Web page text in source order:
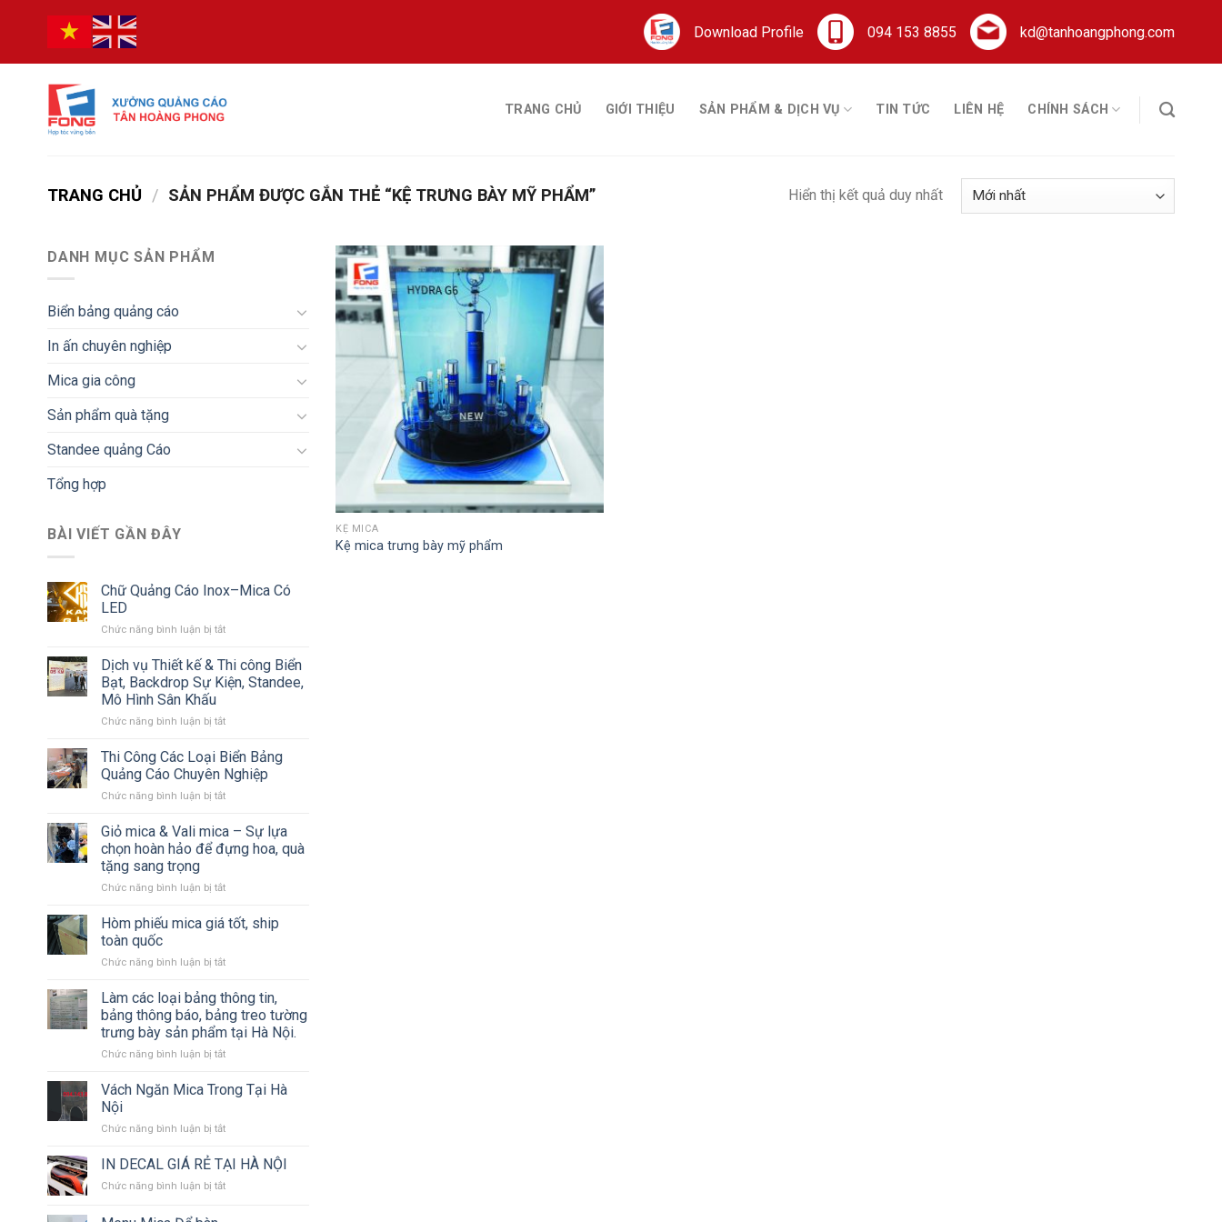
Download Profile 094 153 8855 kd@tanhoangphong.com
TRANG CHỦ GIỚI THIỆU SẢN PHẨM & DỊCH VỤ TIN TỨC LIÊN HỆ CHÍNH SÁCH
TRANG CHỦ / SẢN PHẨM ĐƯỢC GẮN THẺ “KỆ TRƯNG BÀY MỸ PHẨM” Hiển thị kết quả duy nhất
DANH MỤC SẢN PHẨM
Biển bảng quảng cáo
In ấn chuyên nghiệp
Mica gia công
Sản phẩm quà tặng
Standee quảng Cáo
Tổng hợp
BÀI VIẾT GẦN ĐÂY
Chữ Quảng Cáo Inox–Mica Có
LED
Chức năng bình luận bị tắtở
Quảng
Cáo
Inox–
Có
Dịch vụ Thiết kế & Thi công Biển
Bạt, Backdrop Sự Kiện, Standee,
Mô Hình Sân Khấu
Chức năng bình luận bị tắtở
vụ
Thiết
kế
&
công
Biển
Bạt,
Sự
Standee,
Sân
Thi Công Các Loại Biển Bảng
Quảng Cáo Chuyên Nghiệp
Chức năng bình luận bị tắtở
Công
Loại
Bảng
Cáo
Chuyên
Giỏ mica & Vali mica – Sự lựa
chọn hoàn hảo để đựng hoa, quà
tặng sang trọng
Chức năng bình luận bị tắtở
mica
mica
Sự
lựa
chọn
hoàn
hảo
đựng
tặng
trọng
Hòm phiếu mica giá tốt, ship
toàn quốc
Chức năng bình luận bị tắtở
phiếu
mica
giá
tốt,
ship
quốc
Làm các loại bảng thông tin,
bảng thông báo, bảng treo tường
trưng bày sản phẩm tại Hà Nội.
Chức năng bình luận bị tắtở
các
loại
thông
bảng
báo,
Vách Ngăn Mica Trong Tại Hà
Nội
Chức năng bình luận bị tắtở
Ngăn
Mica
Trong
IN DECAL GIÁ RẺ TẠI HÀ NỘI
Chức năng bình luận bị tắtở
KỆ MICA
Kệ mica trưng bày mỹ phẩm